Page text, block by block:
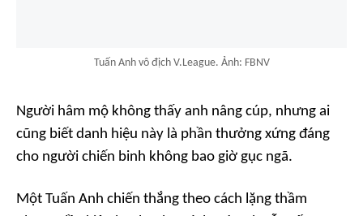
Tuấn Anh vô địch V.League. Ảnh: FBNV
Người hâm mộ không thấy anh nâng cúp, nhưng ai
cũng biết danh hiệu này là phần thưởng xứng đáng
cho người chiến binh không bao giờ gục ngã.
Một Tuấn Anh chiến thắng theo cách lặng thầm